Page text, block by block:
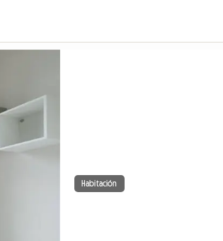
Habitación